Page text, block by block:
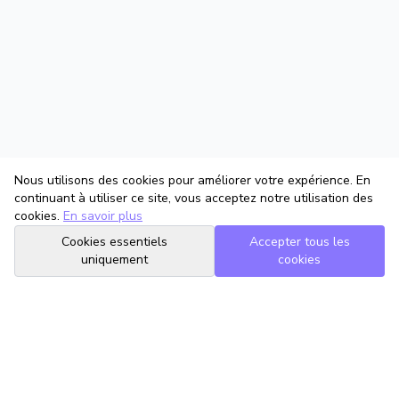
Nous utilisons des cookies pour améliorer votre expérience. En
continuant à utiliser ce site, vous acceptez notre utilisation des
cookies. En savoir plus
Cookies essentiels
uniquement
Accepter tous les
cookies